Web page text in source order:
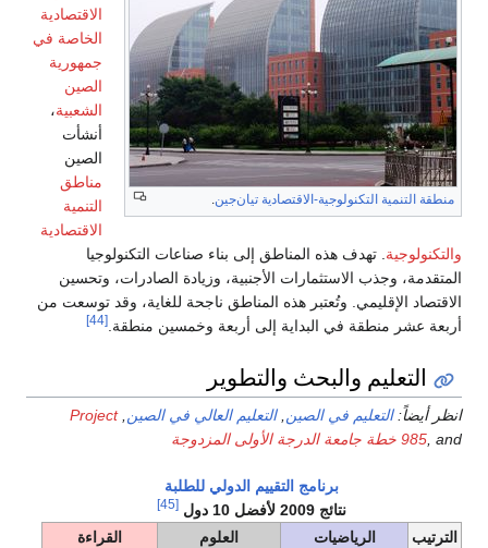
منطقة التنمية التكنولوجية-الاقتصادية تيان‌جين
الاقتصادية
الخاصة في
جمهورية
الصين
الشعبية،
أنشأت
الصين
مناطق
التنمية
الاقتصادية
والتكنولوجية . تهدف هذه المناطق إلى بناء صناعات التكنولوجيا
المتقدمة، وجذب الاستثمارات الأجنبية، وزيادة الصادرات، وتحسين
الاقتصاد الإقليمي. وتُعتبر هذه المناطق ناجحة للغاية، وقد توسعت من
أربعة عشر منطقة في البداية إلى أربعة وخمسين منطقة. [44]
التعليم والبحث والتطوير
انظر أيضاً:التعليم في الصين ,التعليم العالي في الصين ,
Project
985 , and خطة جامعة الدرجة الأولى المزدوجة
برنامج التقييم الدولي للطلبة
نتائج 2009 لأفضل 10 دول
[45]
الترتيب الرياضيات العلوم القراءة